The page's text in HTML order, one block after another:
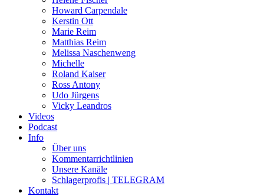
Howard Carpendale
Kerstin Ott
Marie Reim
Matthias Reim
Melissa Naschenweng
Michelle
Roland Kaiser
Ross Antony
Udo Jürgens
Vicky Leandros
Videos
Podcast
Info
Über uns
Kommentarrichtlinien
Unsere Kanäle
Schlagerprofis | TELEGRAM
Kontakt